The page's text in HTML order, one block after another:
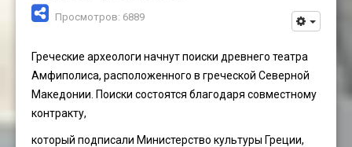
Просмотров: 6889
Греческие археологи начнут поиски древнего театра
Амфиполиса, расположенного в греческой Северной
Македонии. Поиски состоятся благодаря совместному
контракту,
который подписали Министерство культуры Греции,